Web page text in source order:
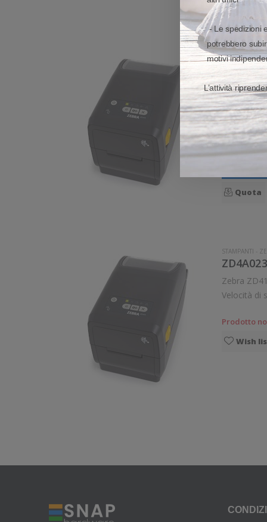
- Le spedizioni
potrebbero
motivi
L’attività
STAMPANTI-
Zebra ZD411 Stampante compatta da scrivania ad uso generico. Stampa a trasferimento termico.
Sconto:
Quota
STAMPANTI -
Zebra ZD411 Stampante compatta da scrivania ad uso generico. Stampa a trasferimento termico. Collegamento
Prodotto
Wish